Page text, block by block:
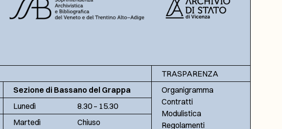
Sezione di Bassano del Grappa
Lunedì
8.30 – 15.30
Martedì
Chiuso
TRASPARENZA
Organigramma
Contratti
Modulistica
Regolamenti